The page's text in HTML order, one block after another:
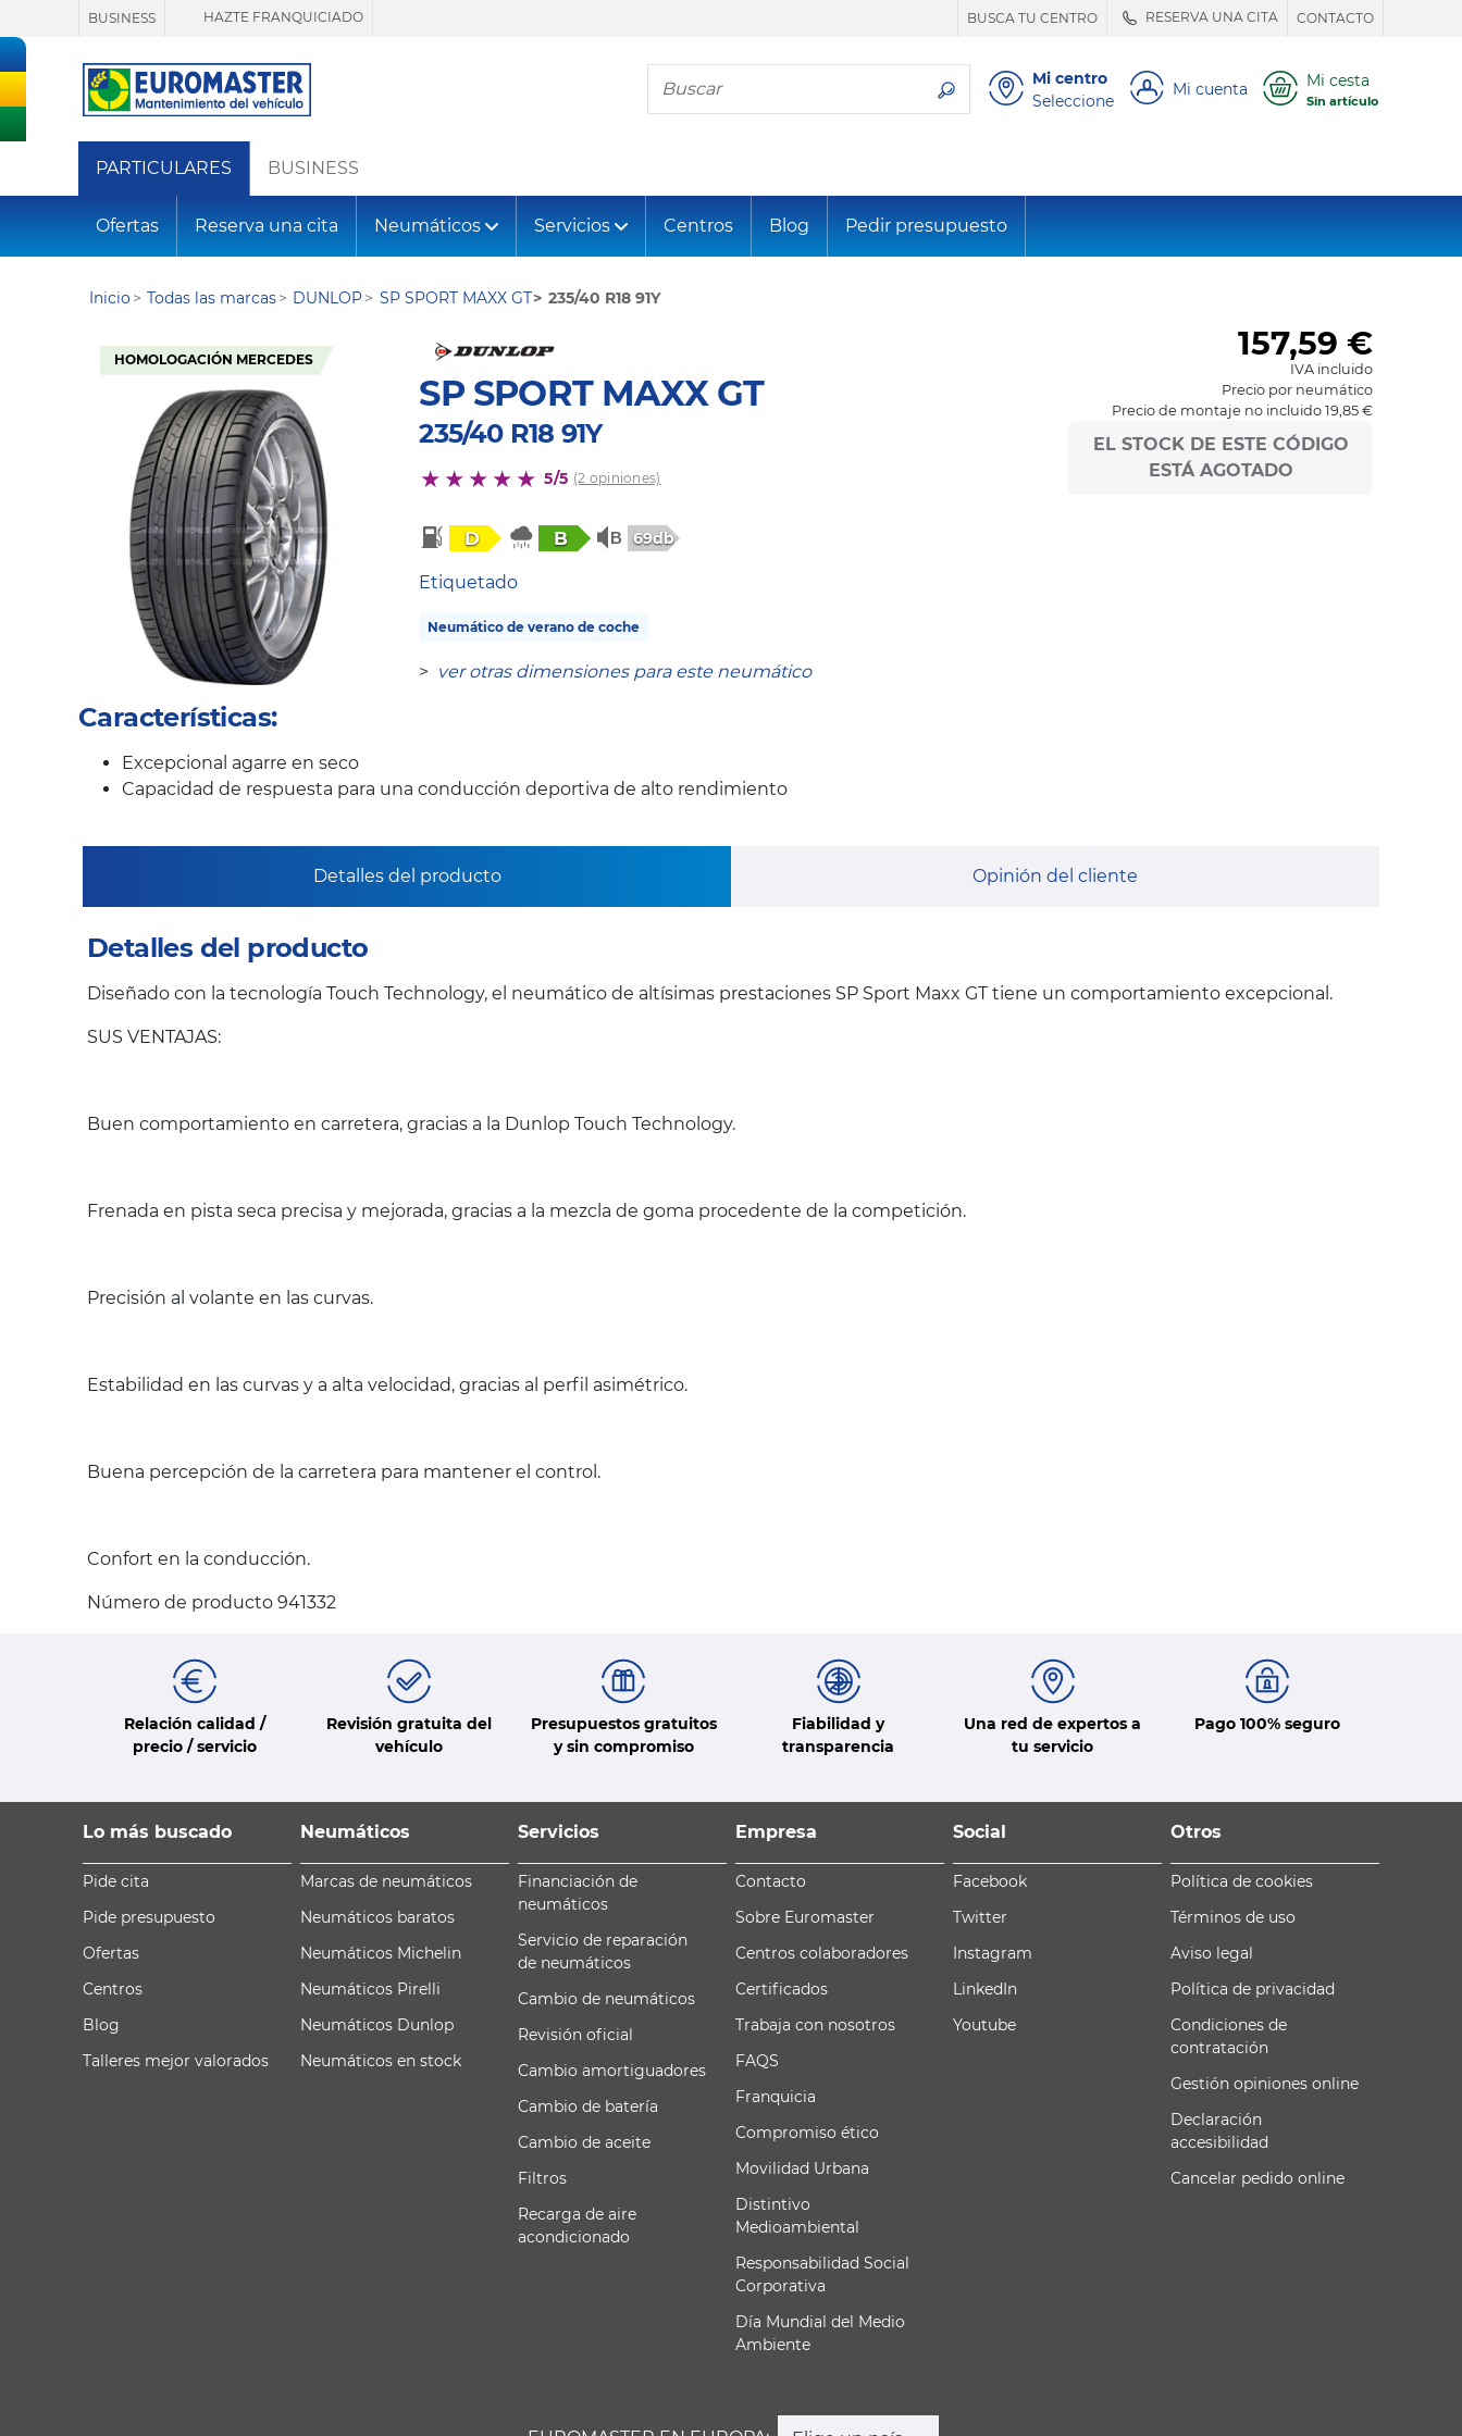
BUSINESS HAZTE FRANQUICIADO BUSCA TU CENTRO RESERVA UNA CITA CONTACTO
Busca tu neumático
Mi centro
Seleccione
Mi cuenta Mi cesta
Sin artículo
PARTICULARES BUSINESS
Ofertas Reserva una cita Neumáticos Servicios Centros Blog Pedir presupuesto
Inicio Todas las marcas DUNLOP SP SPORT MAXX GT 235/40 R18 91Y
HOMOLOGACIÓN MERCEDES
SP SPORT MAXX GT
235/40 R18 91Y
5/5 (2 opiniones)
D B 69db
Etiquetado
Neumático de verano de coche
> ver otras dimensiones para este neumático
157,59 €
IVA incluido
Precio por neumático
Precio de montaje no incluido 19,85 €
EL STOCK DE ESTE CÓDIGO
ESTÁ AGOTADO
Características:
Excepcional agarre en seco
Capacidad de respuesta para una conducción deportiva de alto rendimiento
Detalles del producto Opinión del cliente
Detalles del producto
Diseñado con la tecnología Touch Technology, el neumático de altísimas prestaciones SP Sport Maxx GT tiene un comportamiento excepcional.
SUS VENTAJAS:
Buen comportamiento en carretera, gracias a la Dunlop Touch Technology.
Frenada en pista seca precisa y mejorada, gracias a la mezcla de goma procedente de la competición.
Precisión al volante en las curvas.
Estabilidad en las curvas y a alta velocidad, gracias al perfil asimétrico.
Buena percepción de la carretera para mantener el control.
Confort en la conducción.
Número de producto 941332
Relación calidad /
precio / servicio
Revisión gratuita del
vehículo
Presupuestos gratuitos
y sin compromiso
Fiabilidad y
transparencia
Una red de expertos a
tu servicio
Pago 100% seguro
Lo más buscado
Pide cita
Pide presupuesto
Ofertas
Centros
Blog
Talleres mejor valorados
Neumáticos
Marcas de neumáticos
Neumáticos baratos
Neumáticos Michelin
Neumáticos Pirelli
Neumáticos Dunlop
Neumáticos en stock
Servicios
Financiación de
neumáticos
Servicio de reparación
de neumáticos
Cambio de neumáticos
Revisión oficial
Cambio amortiguadores
Cambio de batería
Cambio de aceite
Filtros
Recarga de aire
acondicionado
Empresa
Contacto
Sobre Euromaster
Centros colaboradores
Certificados
Trabaja con nosotros
FAQS
Franquicia
Compromiso ético
Movilidad Urbana
Distintivo
Medioambiental
Responsabilidad Social
Corporativa
Día Mundial del Medio
Ambiente
Social
Facebook
Twitter
Instagram
LinkedIn
Youtube
Otros
Política de cookies
Términos de uso
Aviso legal
Política de privacidad
Condiciones de
contratación
Gestión opiniones online
Declaración
accesibilidad
Cancelar pedido online